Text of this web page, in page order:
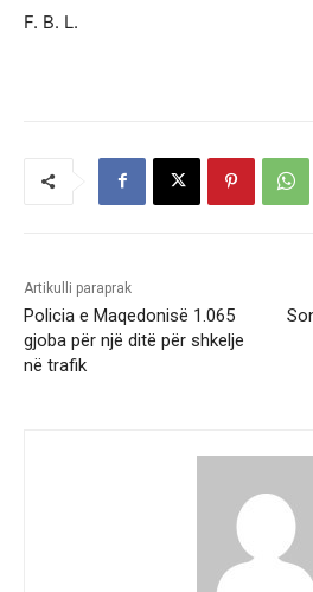
F. B. L.
Artikulli paraprak
Policia e Maqedonisë 1.065
gjoba për një ditë për shkelje
në trafik